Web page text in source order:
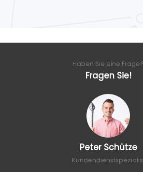
Haben Sie eine Frage?
Fragen Sie!
Peter Schütze